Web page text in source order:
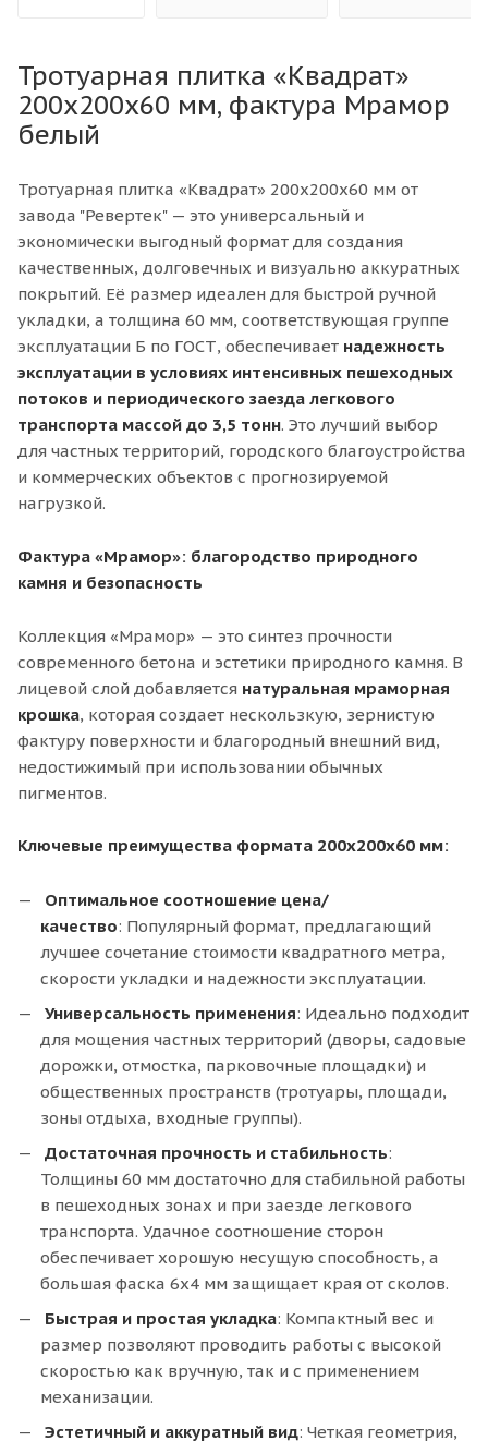
Тротуарная плитка «Квадрат»
200х200х60 мм, фактура Мрамор
белый
Тротуарная плитка «Квадрат» 200х200х60 мм от
завода "Ревертек" — это универсальный и
экономически выгодный формат для создания
качественных, долговечных и визуально аккуратных
покрытий. Её размер идеален для быстрой ручной
укладки, а толщина 60 мм, соответствующая группе
эксплуатации Б по ГОСТ, обеспечивает надежность
эксплуатации в условиях интенсивных пешеходных
потоков и периодического заезда легкового
транспорта массой до 3,5 тонн. Это лучший выбор
для частных территорий, городского благоустройства
и коммерческих объектов с прогнозируемой
нагрузкой.
Фактура «Мрамор»: благородство природного
камня и безопасность
Коллекция «Мрамор» — это синтез прочности
современного бетона и эстетики природного камня. В
лицевой слой добавляется натуральная мраморная
крошка, которая создает нескользкую, зернистую
фактуру поверхности и благородный внешний вид,
недостижимый при использовании обычных
пигментов.
Ключевые преимущества формата 200х200х60 мм:
Оптимальное соотношение цена/
качество: Популярный формат, предлагающий
лучшее сочетание стоимости квадратного метра,
скорости укладки и надежности эксплуатации.
Универсальность применения: Идеально подходит
для мощения частных территорий (дворы, садовые
дорожки, отмостка, парковочные площадки) и
общественных пространств (тротуары, площади,
зоны отдыха, входные группы).
Достаточная прочность и стабильность:
Толщины 60 мм достаточно для стабильной работы
в пешеходных зонах и при заезде легкового
транспорта. Удачное соотношение сторон
обеспечивает хорошую несущую способность, а
большая фаска 6х4 мм защищает края от сколов.
Быстрая и простая укладка: Компактный вес и
размер позволяют проводить работы с высокой
скоростью как вручную, так и с применением
механизации.
Эстетичный и аккуратный вид: Четкая геометрия,